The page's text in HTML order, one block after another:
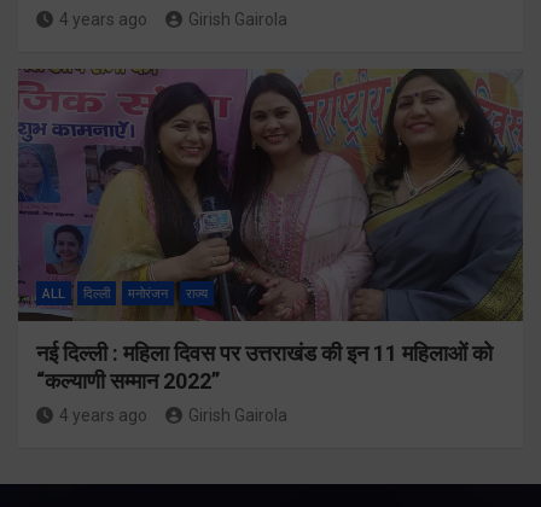
4 years ago Girish Gairola
ALL दिल्ली मनोरंजन राज्य
नई दिल्ली : महिला दिवस पर उत्तराखंड की इन 11 महिलाओं को
“कल्याणी सम्मान 2022”
4 years ago Girish Gairola